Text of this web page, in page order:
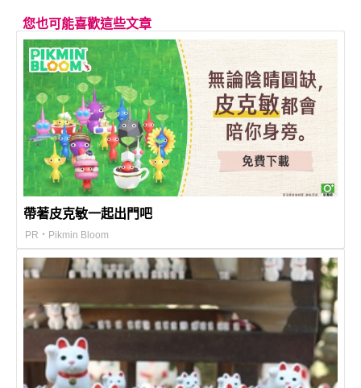
您也可能喜歡這些文章
帶著皮克敏一起出門吧
PR・Pikmin Bloom